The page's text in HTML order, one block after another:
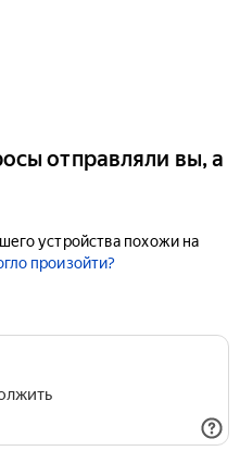
отправляли вы, а
устройства похожи на
произойти?